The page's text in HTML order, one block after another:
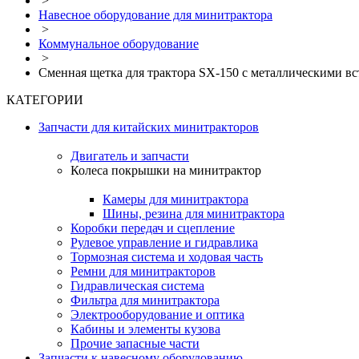
Навесное оборудование для минитрактора
>
Коммунальное оборудование
>
Сменная щетка для трактора SX-150 с металлическими
КАТЕГОРИИ
Запчасти для китайских минитракторов
Двигатель и запчасти
Колеса покрышки на минитрактор
Камеры для минитрактора
Шины, резина для минитрактора
Коробки передач и сцепление
Рулевое управление и гидравлика
Тормозная система и ходовая часть
Ремни для минитракторов
Гидравлическая система
Фильтра для минитрактора
Электрооборудование и оптика
Кабины и элементы кузова
Прочие запасные части